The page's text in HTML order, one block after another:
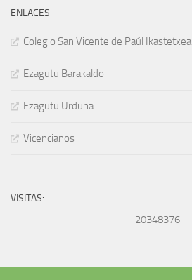
ENLACES
Colegio San Vicente de Paúl Ikastetxea
Ezagutu Barakaldo
Ezagutu Urduna
Vicencianos
VISITAS:
20348376